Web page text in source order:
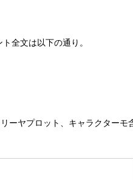
全文は以下の通り。
ヤプロット、キャラクターモ